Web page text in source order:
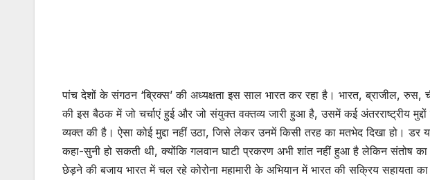
पांच देशों के संगठन ‘ब्रिक्स’ की अध्यक्षता इस साल भारत कर रहा है। भारत, ब्राजील,
की इस बैठक में जो चर्चाएं हुई और जो संयुक्त वक्तव्य जारी हुआ है, उसमें कई अंतरराष्ट्रीय
व्यक्त की है। ऐसा कोई मुद्दा नहीं उठा, जिसे लेकर उनमें किसी तरह का मतभेद दिखा हो।
कहा-सुनी हो सकती थी, क्योंकि गलवान घाटी प्रकरण अभी शांत नहीं हुआ है लेकिन संतोष का
छेड़ने की बजाय भारत में चल रहे कोरोना महामारी के अभियान में भारत की सक्रिय सहायता